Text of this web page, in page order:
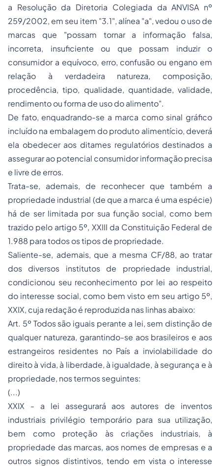
a Resolução da Diretoria Colegiada da ANVISA nº
259/2002, em seu item "3.1", alínea "a", vedou o uso de
marcas que "possam tornar a informação falsa,
incorreta, insuficiente ou que possam induzir o
consumidor a equívoco, erro, confusão ou engano em
relação à verdadeira natureza, composição,
procedência, tipo, qualidade, quantidade, validade,
rendimento ou forma de uso do alimento".
De fato, enquadrando-se a marca como sinal gráfico
incluído na embalagem do produto alimentício, deverá
ela obedecer aos ditames regulatórios destinados a
assegurar ao potencial consumidor informação precisa
e livre de erros.
Trata-se, ademais, de reconhecer que também a
propriedade industrial (de que a marca é uma espécie)
há de ser limitada por sua função social, como bem
trazido pelo artigo 5º, XXIII da Constituição Federal de
1.988 para todos os tipos de propriedade.
Saliente-se, ademais, que a mesma CF/88, ao tratar
dos diversos institutos de propriedade industrial,
condicionou seu reconhecimento por lei ao respeito
do interesse social, como bem visto em seu artigo 5º,
XXIX, cuja redação é reproduzida nas linhas abaixo:
Art. 5º Todos são iguais perante a lei, sem distinção de
qualquer natureza, garantindo-se aos brasileiros e aos
estrangeiros residentes no País a inviolabilidade do
direito à vida, à liberdade, à igualdade, à segurança e à
propriedade, nos termos seguintes:
(...)
XXIX - a lei assegurará aos autores de inventos
industriais privilégio temporário para sua utilização,
bem como proteção às criações industriais, à
propriedade das marcas, aos nomes de empresas e a
outros signos distintivos, tendo em vista o interesse